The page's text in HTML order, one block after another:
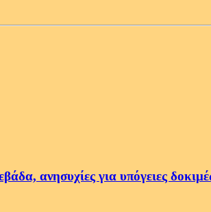
ανησυχίες για υπόγειες